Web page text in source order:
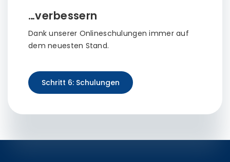
…verbessern
Dank unserer Onlineschulungen immer auf
dem neuesten Stand.
Schritt 6: Schulungen